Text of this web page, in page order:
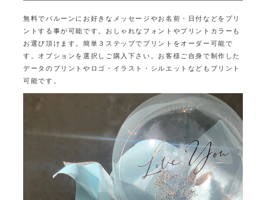
無料でバルーンにお好きなメッセージやお名前・日付などをプリ
ントする事が可能です。 おしゃれなフォントやプリントカラーも
お選び頂けます。簡単３ステップでプリントをオーダー可能で
す。オプションを選択しご購入下さい。 お客様ご自身で制作した
データのプリントやロゴ・イラスト・シルエットなどもプリント
可能です。